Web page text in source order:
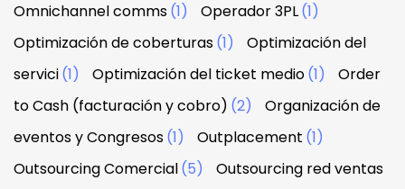
Omnichannel comms(1) Operador 3PL(1)
Optimización de coberturas(1)
Optimización del
servici(1) Optimización del ticket medio(1)
Order
to Cash (facturación y cobro) (2)
Organización de
eventos y Congresos(1) Outplacement (1)
Outsourcing Comercial(5)
Outsourcing red ventas